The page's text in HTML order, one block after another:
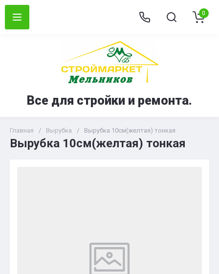
Все для стройки и ремонта.
0
Главная / Вырубка / Вырубка 10см(желтая) тонкая
Вырубка 10см(желтая) тонкая